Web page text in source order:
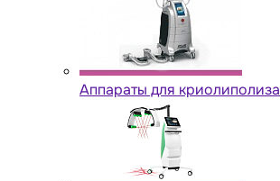
Аппараты для криолиполиза